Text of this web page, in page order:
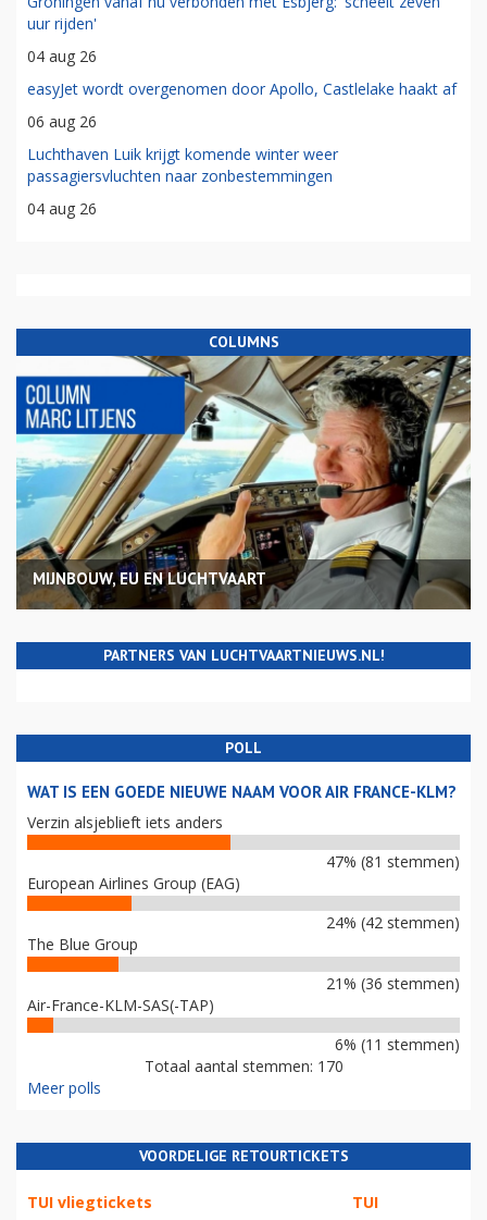
uur rijden'
04 aug 26
easyJet wordt overgenomen door Apollo, Castlelake haakt af
06 aug 26
Luchthaven Luik krijgt komende winter weer
passagiersvluchten naar zonbestemmingen
04 aug 26
COLUMNS
MIJNBOUW, EU EN LUCHTVAART
PARTNERS VAN LUCHTVAARTNIEUWS.NL!
POLL
WAT IS EEN GOEDE NIEUWE NAAM VOOR AIR FRANCE-KLM?
Verzin alsjeblieft iets anders
47% (81 stemmen)
European Airlines Group (EAG)
24% (42 stemmen)
The Blue Group
21% (36 stemmen)
Air-France-KLM-SAS(-TAP)
6% (11 stemmen)
Totaal aantal stemmen: 170
Meer polls
VOORDELIGE RETOURTICKETS
TUI vliegtickets TUI